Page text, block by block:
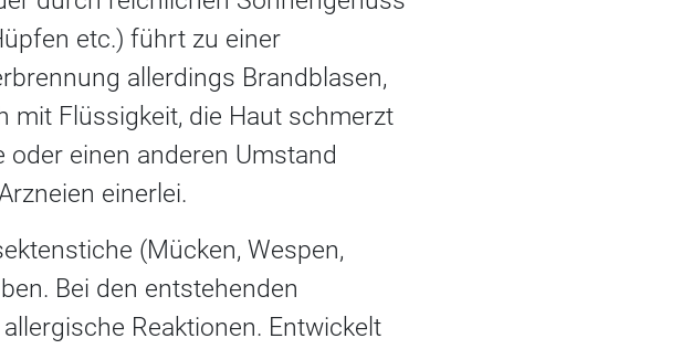
etc.) führt zu einer
allerdings Brandblasen,
mit Flüssigkeit, die Haut schmerzt
einen anderen Umstand
einerlei.
(Mücken, Wespen,
Bei den entstehenden
Reaktionen. Entwickelt